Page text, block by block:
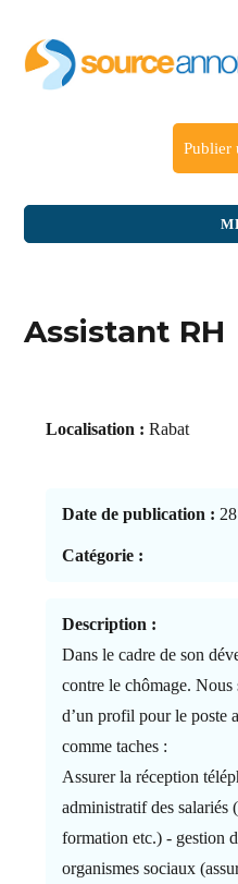
Publier
Assistant RH
Localisation : Rabat
Date de publication :
Catégorie :
Description :
Dans le cadre de son
contre le chômage. Nous
d’un profil pour le poste
comme taches :
Assurer la réception
administratif des salariés
formation etc.) - gestion
organismes sociaux